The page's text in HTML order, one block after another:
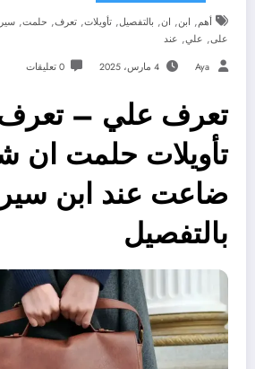
أهم, ابن, ان, بالتفصيل, تأويلات, تعرف, حلمت,
على, علي, عند
Aya 4 مارس، 2025 0 تعليقات
تعرف علي –
تأويلات حلمت ان
ضاعت عند ابن
بالتفصيل